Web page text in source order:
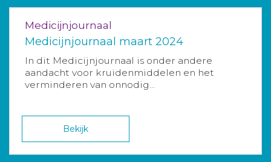
Medicijnjournaal
Medicijnjournaal maart 2024
In dit Medicijnjournaal is onder andere
aandacht voor kruidenmiddelen en het
verminderen van onnodig...
Bekijk